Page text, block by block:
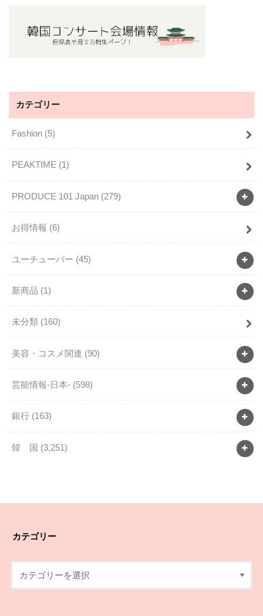
カテゴリー
Fashion (5)
PEAKTIME (1)
PRODUCE 101 Japan (279)
お得情報 (6)
ユーチューバー (45)
新商品 (1)
未分類 (160)
美容・コスメ関連 (90)
芸能情報-日本- (598)
銀行 (163)
韓 国 (3,251)
カテゴリー